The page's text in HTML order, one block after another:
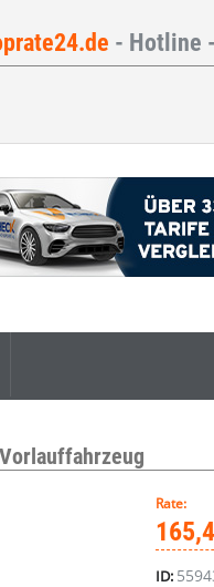
- Hotline
Rate:
ID: